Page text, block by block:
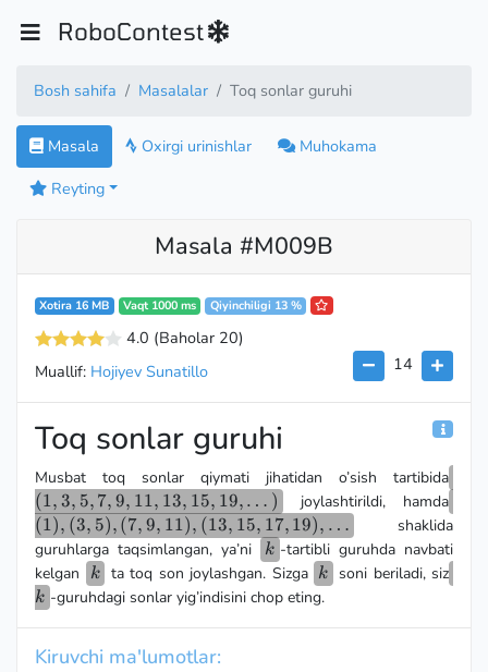
RoboContest
Bosh sahifa Masalalar Toq sonlar guruhi
Masala Oxirgi urinishlar
Muhokama
Reyting
Masala #M009B
Xotira 16 MB Vaqt 1000 ms Qiyinchiligi 13 %
4.0 (Baholar 20)
14
Muallif: Hojiyev Sunatillo
Toq sonlar guruhi
Musbat toq sonlar qiymati jihatidan o’sish tartibida
(1, 3, 5, 7, 9, 11, 13, 15, 19, … ) joylashtirildi, hamda
(1), (3, 5), (7, 9, 11), (13, 15, 17, 19), …
shaklida
guruhlarga taqsimlangan, ya’ni
k
k -tartibli guruhda navbati
kelgan
k
k ta toq son joylashgan. Sizga k
k soni beriladi, siz
k -guruhdagi sonlar yig’indisini chop eting.
Kiruvchi ma'lumotlar: